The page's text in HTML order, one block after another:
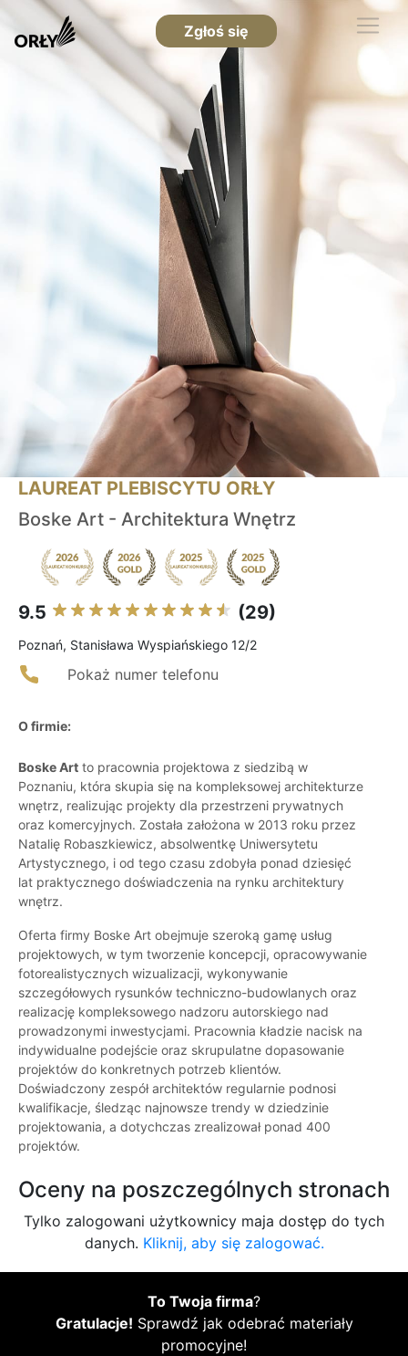
Zgłoś się
LAUREAT PLEBISCYTU ORŁY
Boske Art - Architektura Wnętrz
9.5 (29)
Poznań, Stanisława Wyspiańskiego 12/2
Pokaż numer telefonu
O firmie:
Boske Art to pracownia projektowa z siedzibą w
Poznaniu, która skupia się na kompleksowej architekturze
wnętrz, realizując projekty dla przestrzeni prywatnych
oraz komercyjnych. Została założona w 2013 roku przez
Natalię Robaszkiewicz, absolwentkę Uniwersytetu
Artystycznego, i od tego czasu zdobyła ponad dziesięć
lat praktycznego doświadczenia na rynku architektury
wnętrz.
Oferta firmy Boske Art obejmuje szeroką gamę usług
projektowych, w tym tworzenie koncepcji, opracowywanie
fotorealistycznych wizualizacji, wykonywanie
szczegółowych rysunków techniczno-budowlanych oraz
realizację kompleksowego nadzoru autorskiego nad
prowadzonymi inwestycjami. Pracownia kładzie nacisk na
indywidualne podejście oraz skrupulatne dopasowanie
projektów do konkretnych potrzeb klientów.
Doświadczony zespół architektów regularnie podnosi
kwalifikacje, śledząc najnowsze trendy w dziedzinie
projektowania, a dotychczas zrealizował ponad 400
projektów.
Oceny na poszczególnych stronach
Tylko zalogowani użytkownicy maja dostęp do tych
danych. Kliknij, aby się zalogować.
To Twoja firma?
Gratulacje! Sprawdź jak odebrać materiały
promocyjne!